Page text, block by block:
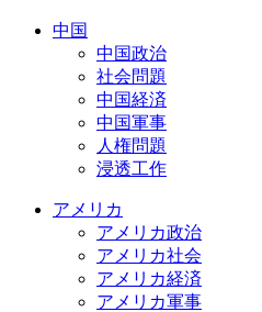
中国
中国政治
社会問題
中国経済
中国軍事
人権問題
浸透工作
アメリカ
アメリカ政治
アメリカ社会
アメリカ経済
アメリカ軍事